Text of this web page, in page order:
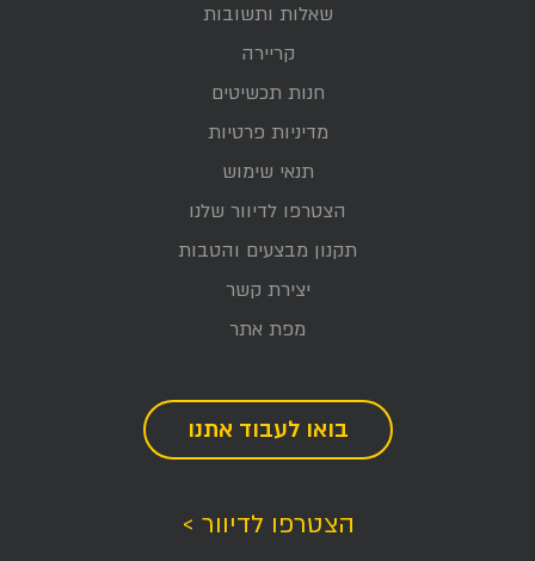
שאלות ותשובות
קריירה
חנות תכשיטים
מדיניות פרטיות
תנאי שימוש
הצטרפו לדיוור שלנו
תקנון מבצעים והטבות
יצירת קשר
מפת אתר
בואו לעבוד אתנו
הצטרפו לדיוור >